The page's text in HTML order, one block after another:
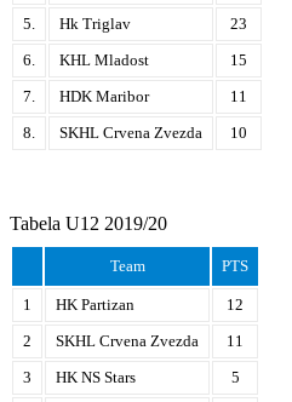
5.
Hk Triglav
23
6.
KHL Mladost
15
7.
HDK Maribor
11
8.
SKHL Crvena Zvezda 10
Tabela U12 2019/20
Team PTS
1 HK Partizan
12
2
SKHL Crvena Zvezda
11
3
HK NS Stars
5